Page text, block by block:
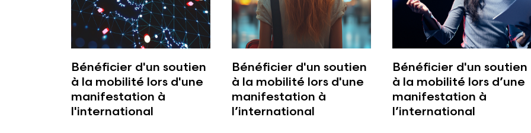
Bénéficier d'un soutien
à la mobilité lors d'une
manifestation à
l'international
Bénéficier d'un soutien
à la mobilité lors d'une
manifestation à
l’international
Bénéficier d'un soutien
à la mobilité lors d’une
manifestation à
l’international